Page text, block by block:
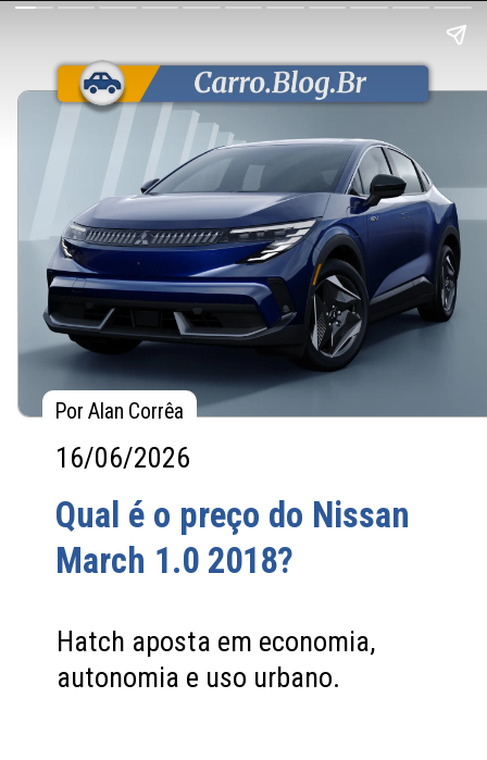
Qual é o preço do Nissan
March 1.0 2018?
Por Alan Corrêa
Por Alan Corrêa
Hatch aposta em economia,
autonomia e uso urbano.
16/06/2026